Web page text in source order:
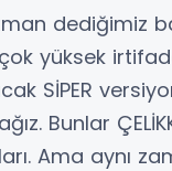
dediğimiz
yüksek
SİPER
Bunlar
Ama aynı